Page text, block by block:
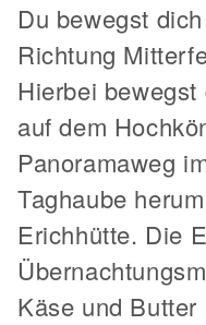
Du bewegst
Richtung
Hierbei
auf dem
Panoramaweg
Taghaube
Erichhütte. Die
Käse und